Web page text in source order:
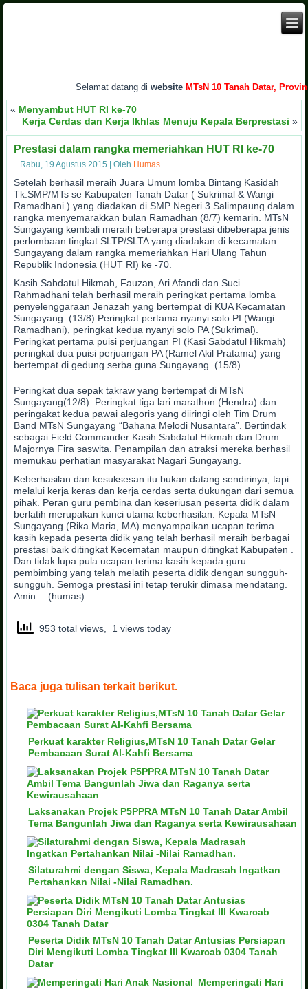
Selamat datang diwebsite MTsN 10 Tanah Datar, Provinsi
« Menyambut HUT RI ke-70
Kerja Cerdas dan Kerja Ikhlas Menuju Kepala Berprestasi »
Prestasi dalam rangka memeriahkan HUT RI ke-70
Rabu, 19 Agustus 2015 |Oleh Humas
Setelah berhasil meraih Juara Umum lomba Bintang Kasidah
Tk.SMP/MTs se Kabupaten Tanah Datar ( Sukrimal & Wangi
Ramadhani ) yang diadakan di SMP Negeri 3 Salimpaung dalam
rangka menyemarakkan bulan Ramadhan (8/7) kemarin. MTsN
Sungayang kembali meraih beberapa prestasi dibeberapa jenis
perlombaan tingkat SLTP/SLTA yang diadakan di kecamatan
Sungayang dalam rangka memeriahkan Hari Ulang Tahun
Republik Indonesia (HUT RI) ke -70.
Kasih Sabdatul Hikmah, Fauzan, Ari Afandi dan Suci
Rahmadhani telah berhasil meraih peringkat pertama lomba
penyelenggaraan Jenazah yang bertempat di KUA Kecamatan
Sungayang. (13/8) Peringkat pertama nyanyi solo PI (Wangi
Ramadhani), peringkat kedua nyanyi solo PA (Sukrimal).
Peringkat pertama puisi perjuangan PI (Kasi Sabdatul Hikmah)
peringkat dua puisi perjuangan PA (Ramel Akil Pratama) yang
bertempat di gedung serba guna Sungayang. (15/8)
Peringkat dua sepak takraw yang bertempat di MTsN
Sungayang(12/8). Peringkat tiga lari marathon (Hendra) dan
peringakat kedua pawai alegoris yang diiringi oleh Tim Drum
Band MTsN Sungayang “Bahana Melodi Nusantara”. Bertindak
sebagai Field Commander Kasih Sabdatul Hikmah dan Drum
Majornya Fira saswita. Penampilan dan atraksi mereka berhasil
memukau perhatian masyarakat Nagari Sungayang.
Keberhasilan dan kesuksesan itu bukan datang sendirinya, tapi
melalui kerja keras dan kerja cerdas serta dukungan dari semua
pihak. Peran guru pembina dan keseriusan peserta didik dalam
berlatih merupakan kunci utama keberhasilan. Kepala MTsN
Sungayang (Rika Maria, MA) menyampaikan ucapan terima
kasih kepada peserta didik yang telah berhasil meraih berbagai
prestasi baik ditingkat Kecematan maupun ditingkat Kabupaten .
Dan tidak lupa pula ucapan terima kasih kepada guru
pembimbing yang telah melatih peserta didik dengan sungguh-
sungguh. Semoga prestasi ini tetap terukir dimasa mendatang.
Amin….(humas)
953 total views, 1 views today
Baca juga tulisan terkait berikut.
Perkuat karakter Religius,MTsN 10 Tanah Datar Gelar
Pembacaan Surat Al-Kahfi Bersama
Laksanakan Projek P5PPRA MTsN 10 Tanah Datar Ambil
Tema Bangunlah Jiwa dan Raganya serta Kewirausahaan
Silaturahmi dengan Siswa, Kepala Madrasah Ingatkan
Pertahankan Nilai -Nilai Ramadhan.
Peserta Didik MTsN 10 Tanah Datar Antusias Persiapan
Diri Mengikuti Lomba Tingkat III Kwarcab 0304 Tanah
Datar
Memperingati Hari